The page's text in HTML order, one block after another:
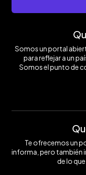
Somos un portal
para reflejar a un
Somos el punto de
Te ofrecemos un
informa, pero también
de lo